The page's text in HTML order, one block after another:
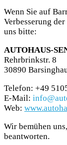
Wenn Sie auf
Verbesserung
uns bitte:
AUTOHAUS-
Rehrbrinkstr. 8
30890
Telefon: +49
E-Mail:
Web:
Wir bemühen
beantworten.